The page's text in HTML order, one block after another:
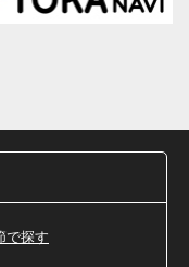
で探す